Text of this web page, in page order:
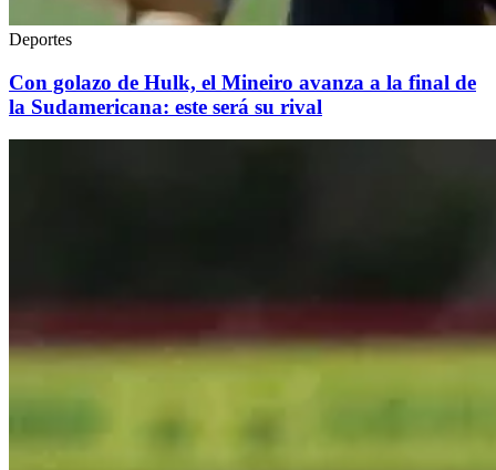
Deportes
Con golazo de Hulk, el Mineiro avanza a la final de
la Sudamericana: este será su rival